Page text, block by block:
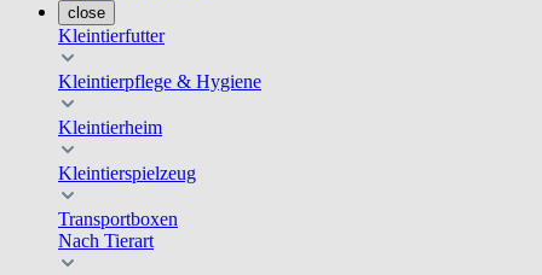
close
Kleintierfutter
Kleintierpflege & Hygiene
Kleintierheim
Kleintierspielzeug
Transportboxen
Nach Tierart